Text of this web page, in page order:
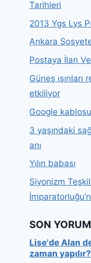
Tarihleri
2013 Ygs Lys
Ankara
Postaya İlan
Güneş
etkiliyor
Google
3 yaşındaki
anı
Yılın babası
Siyonizm
SON
Lise'de Alan
zaman yapılır?